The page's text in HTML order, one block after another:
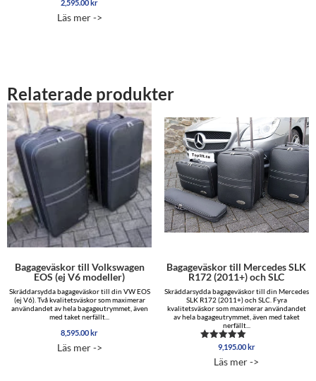
2,595.00 kr
Läs mer ->
Relaterade produkter
Bagageväskor till Volkswagen
EOS (ej V6 modeller)
Skräddarsydda bagageväskor till din VW EOS
(ej V6). Två kvalitetsväskor som maximerar
användandet av hela bagageutrymmet, även
med taket nerfällt...
8,595.00kr
Läs mer ->
Bagageväskor till Mercedes SLK
R172 (2011+) och SLC
Skräddarsydda bagageväskor till din Mercedes
SLK R172 (2011+) och SLC. Fyra
kvalitetsväskor som maximerar användandet
av hela bagageutrymmet, även med taket
nerfällt...
Betygsatt
av 5
9,195.00kr
Läs mer ->